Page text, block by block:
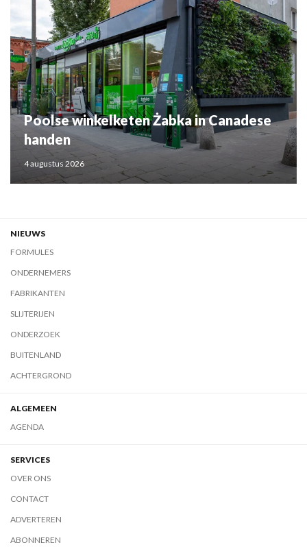
Poolse winkelketen Żabka in Canadese
handen
4 augustus 2026
NIEUWS
FORMULES
ONDERNEMERS
FABRIKANTEN
SLIJTERIJEN
ONDERZOEK
BUITENLAND
ACHTERGROND
ALGEMEEN
AGENDA
SERVICES
OVER ONS
CONTACT
ADVERTEREN
ABONNEREN